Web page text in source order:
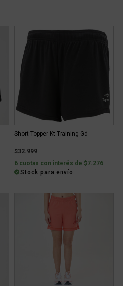
Short Topper Kt Training Gd
$32.999
6 cuotas con interés de $7.276
Stock para envío